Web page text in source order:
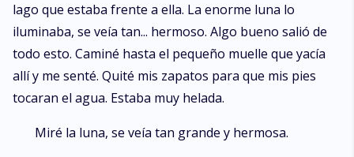
lago que estaba frente a ella. La enorme luna lo
iluminaba, se veía tan... hermoso. Algo bueno salió de
todo esto. Caminé hasta el pequeño muelle que yacía
allí y me senté. Quité mis zapatos para que mis pies
tocaran el agua. Estaba muy helada.
Miré la luna, se veía tan grande y hermosa.